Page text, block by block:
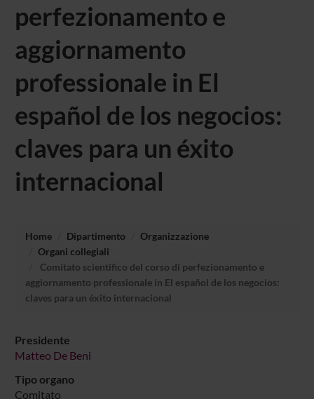
perfezionamento e
aggiornamento
professionale in El
español de los negocios:
claves para un éxito
internacional
Home Dipartimento
Organizzazione
Organi collegiali
Comitato scientifico del corso di perfezionamento e
aggiornamento professionale in El español de los negocios:
claves para un éxito internacional
Presidente
Matteo De Beni
Tipo organo
Comitato